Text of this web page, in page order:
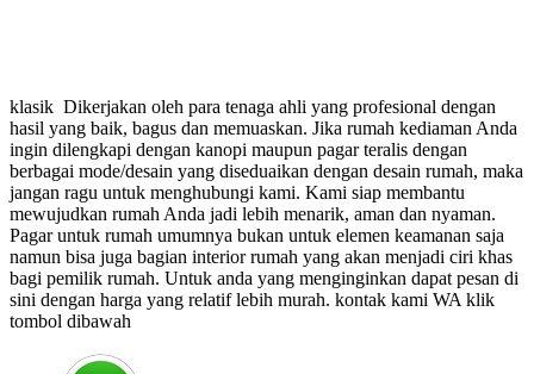
klasik Dikerjakan oleh para tenaga ahli yang profesional dengan
hasil yang baik, bagus dan memuaskan. Jika rumah kediaman Anda
ingin dilengkapi dengan kanopi maupun pagar teralis dengan
berbagai mode/desain yang diseduaikan dengan desain rumah, maka
jangan ragu untuk menghubungi kami. Kami siap membantu
mewujudkan rumah Anda jadi lebih menarik, aman dan nyaman.
Pagar untuk rumah umumnya bukan untuk elemen keamanan saja
namun bisa juga bagian interior rumah yang akan menjadi ciri khas
bagi pemilik rumah. Untuk anda yang menginginkan dapat pesan di
sini dengan harga yang relatif lebih murah. kontak kami WA klik
tombol dibawah